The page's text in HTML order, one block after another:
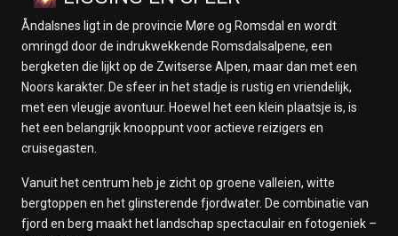
Åndalsnes ligt in de provincie Møre og Romsdal en wordt
omringd door de indrukwekkende Romsdalsalpene, een
bergketen die lijkt op de Zwitserse Alpen, maar dan met een
Noors karakter. De sfeer in het stadje is rustig en vriendelijk,
met een vleugje avontuur. Hoewel het een klein plaatsje is, is
het een belangrijk knooppunt voor actieve reizigers en
cruisegasten.
Vanuit het centrum heb je zicht op groene valleien, witte
bergtoppen en het glinsterende fjordwater. De combinatie van
fjord en berg maakt het landschap spectaculair en fotogeniek –